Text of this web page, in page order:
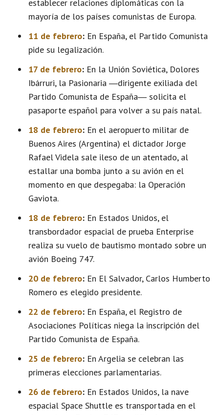
establecer relaciones diplomáticas con la
mayoría de los países comunistas de Europa.
11 de febrero: En España, el Partido Comunista
pide su legalización.
17 de febrero: En la Unión Soviética, Dolores
Ibárruri, la Pasionaria ―dirigente exiliada del
Partido Comunista de España― solicita el
pasaporte español para volver a su país natal.
18 de febrero: En el aeropuerto militar de
Buenos Aires (Argentina) el dictador Jorge
Rafael Videla sale ileso de un atentado, al
estallar una bomba junto a su avión en el
momento en que despegaba: la Operación
Gaviota.
18 de febrero: En Estados Unidos, el
transbordador espacial de prueba Enterprise
realiza su vuelo de bautismo montado sobre un
avión Boeing 747.
20 de febrero: En El Salvador, Carlos Humberto
Romero es elegido presidente.
22 de febrero: En España, el Registro de
Asociaciones Políticas niega la inscripción del
Partido Comunista de España.
25 de febrero: En Argelia se celebran las
primeras elecciones parlamentarias.
26 de febrero: En Estados Unidos, la nave
espacial Space Shuttle es transportada en el